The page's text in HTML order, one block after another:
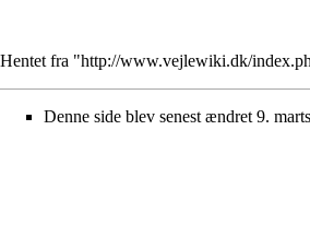
Hentet fra "http://www.vejlewiki.dk/
Denne side blev senest ændret 9.